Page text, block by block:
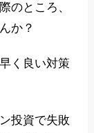
のところ、
か？
く良い対策
投資で失敗